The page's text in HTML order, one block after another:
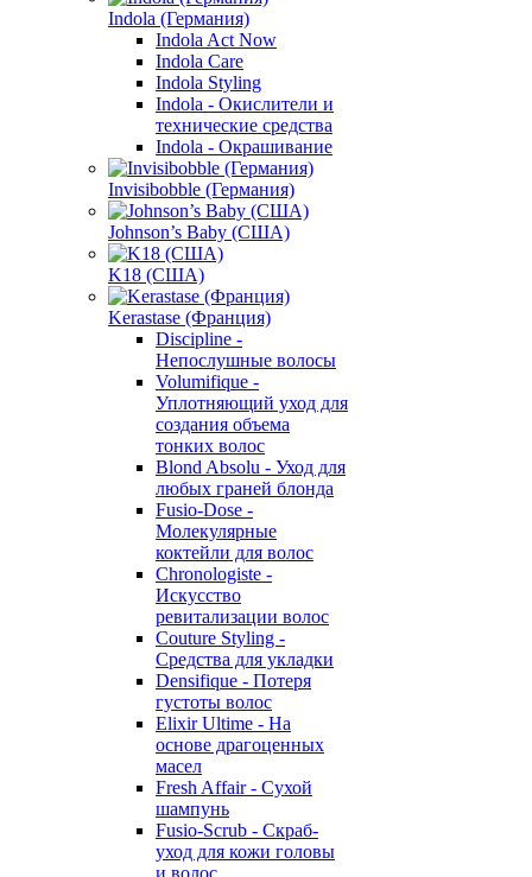
Indola (Германия)
Indola Act Now
Indola Care
Indola Styling
Indola - Окислители и
технические средства
Indola - Окрашивание
Invisibobble (Германия)
Johnson’s Baby (США)
K18 (США)
Kerastase (Франция)
Discipline -
Непослушные волосы
Volumifique -
Уплотняющий уход для
создания объема
тонких волос
Blond Absolu - Уход для
любых граней блонда
Fusio-Dose -
Молекулярные
коктейли для волос
Chronologiste -
Искусство
ревитализации волос
Couture Styling -
Средства для укладки
Densifique - Потеря
густоты волос
Elixir Ultime - На
основе драгоценных
масел
Fresh Affair - Сухой
шампунь
Fusio-Scrub - Скраб-
уход для кожи головы
и волос